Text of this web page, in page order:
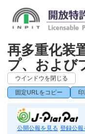
再多重化装
プ、および
ウインドウを閉じる
固定URLをコピー 印
公開公報を見る 登録公報